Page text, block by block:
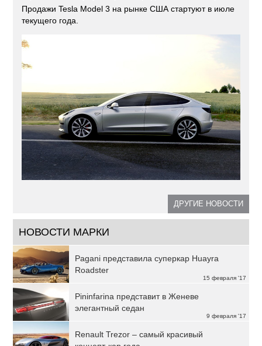
Продажи Tesla Model 3 на рынке США стартуют в июле
текущего года.
ДРУГИЕ НОВОСТИ
НОВОСТИ МАРКИ
15 февраля '17
Pagani представила суперкар Huayra
Roadster
9 февраля '17
Pininfarina представит в Женеве
элегантный седан
Renault Trezor – самый красивый